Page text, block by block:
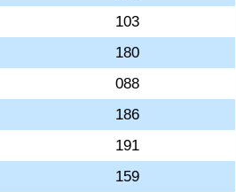
103
180
088
186
191
159